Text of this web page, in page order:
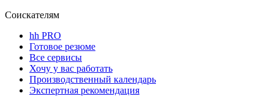
Соискателям
hh PRO
Готовое резюме
Все сервисы
Хочу у вас работать
Производственный календарь
Экспертная рекомендация